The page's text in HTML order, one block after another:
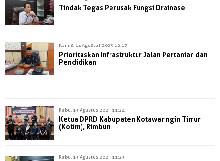
Tindak Tegas Perusak Fungsi Drainase
Kamis, 14 Agustus 2025 12:17
Prioritaskan Infrastruktur Jalan Pertanian dan
Pendidikan
Rabu, 13 Agustus 2025 11:24
Ketua DPRD Kabupaten Kotawaringin Timur
(Kotim), Rimbun
Rabu, 13 Agustus 2025 11:23